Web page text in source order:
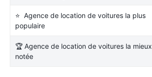
⭐ Agence de location de voitures la plus
populaire
🏆 Agence de location de voitures la mieux
notée